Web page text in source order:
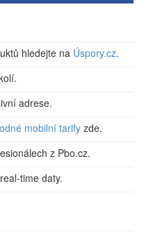
hledejte na Úspory.cz.
adrese.
mobilní tarify zde.
z Pbo.cz.
time daty.